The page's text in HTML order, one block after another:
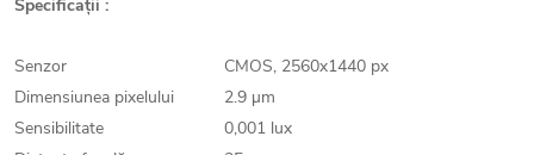
Specificații :
Senzor
CMOS, 2560x1440 px
Dimensiunea pixelului
2.9 µm
Sensibilitate
0,001 lux